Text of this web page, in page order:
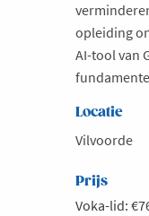
opleiding
AI-tool van
Locatie
Vilvoorde
Prijs
Voka-lid: